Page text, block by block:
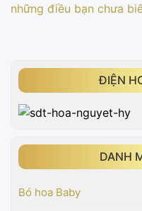
những điều bạn chưa
ĐIỆN
DANH
Bó hoa Baby